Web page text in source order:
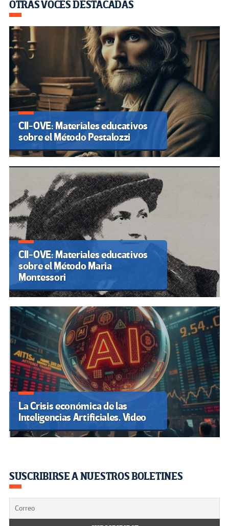
OTRAS VOCES DESTACADAS
CII-OVE: Materiales educativos
sobre el Método Pestalozzi
CII-OVE: Materiales educativos
sobre el Método Maria
Montessori
La Crisis económica de las
Inteligencias Artificiales. Video
SUSCRIBIRSE A NUESTROS BOLETINES